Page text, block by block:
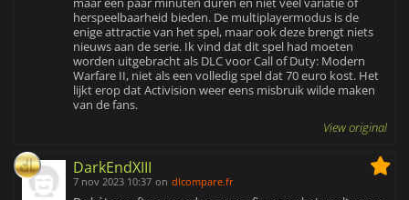
herspeelbaarheid bieden. De multiplayermodus is de
enige attractie van het spel, maar ook deze brengt niets
nieuws aan de serie. Ik vind dat dit spel had moeten
worden uitgebracht als DLC voor Call of Duty: Modern
Warfare II, niet als een volledig spel dat 70 euro kost. Het
lijkt erop dat Activision weer eens misbruik wilde maken
van de fans.
View original
DarkEndXIII
7 nov 2023 10:37 on dlcompare.fr